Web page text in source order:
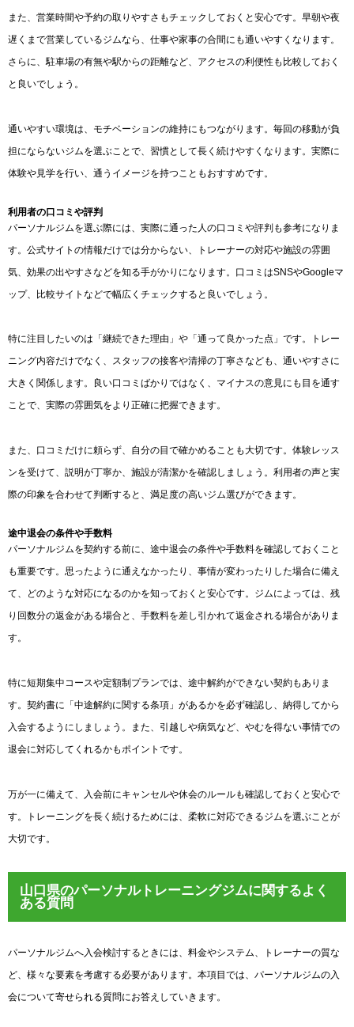
また、営業時間や予約の取りやすさもチェックしておくと安心です。早朝や夜
遅くまで営業しているジムなら、仕事や家事の合間にも通いやすくなります。
さらに、駐車場の有無や駅からの距離など、アクセスの利便性も比較しておく
と良いでしょう。
通いやすい環境は、モチベーションの維持にもつながります。毎回の移動が負
担にならないジムを選ぶことで、習慣として長く続けやすくなります。実際に
体験や見学を行い、通うイメージを持つこともおすすめです。
利用者の口コミや評判
パーソナルジムを選ぶ際には、実際に通った人の口コミや評判も参考になりま
す。公式サイトの情報だけでは分からない、トレーナーの対応や施設の雰囲
気、効果の出やすさなどを知る手がかりになります。口コミはSNSやGoogleマ
ップ、比較サイトなどで幅広くチェックすると良いでしょう。
特に注目したいのは「継続できた理由」や「通って良かった点」です。トレー
ニング内容だけでなく、スタッフの接客や清掃の丁寧さなども、通いやすさに
大きく関係します。良い口コミばかりではなく、マイナスの意見にも目を通す
ことで、実際の雰囲気をより正確に把握できます。
また、口コミだけに頼らず、自分の目で確かめることも大切です。体験レッス
ンを受けて、説明が丁寧か、施設が清潔かを確認しましょう。利用者の声と実
際の印象を合わせて判断すると、満足度の高いジム選びができます。
途中退会の条件や手数料
パーソナルジムを契約する前に、途中退会の条件や手数料を確認しておくこと
も重要です。思ったように通えなかったり、事情が変わったりした場合に備え
て、どのような対応になるのかを知っておくと安心です。ジムによっては、残
り回数分の返金がある場合と、手数料を差し引かれて返金される場合がありま
す。
特に短期集中コースや定額制プランでは、途中解約ができない契約もありま
す。契約書に「中途解約に関する条項」があるかを必ず確認し、納得してから
入会するようにしましょう。また、引越しや病気など、やむを得ない事情での
退会に対応してくれるかもポイントです。
万が一に備えて、入会前にキャンセルや休会のルールも確認しておくと安心で
す。トレーニングを長く続けるためには、柔軟に対応できるジムを選ぶことが
大切です。
山口県のパーソナルトレーニングジムに関するよく
ある質問
パーソナルジムへ入会検討するときには、料金やシステム、トレーナーの質な
ど、様々な要素を考慮する必要があります。本項目では、パーソナルジムの入
会について寄せられる質問にお答えしていきます。